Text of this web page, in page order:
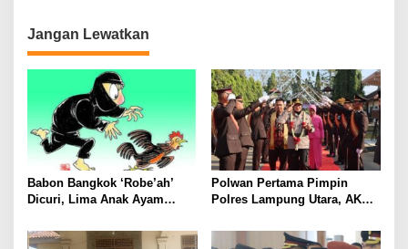
Kotabumi Kota Bekuk
Jangan Lewatkan
Babon Bangkok ‘Robe’ah’
Dicuri, Lima Anak Ayam
Gang Jalaba Kotabumi Heboh
Polwan Pertama Pimpin
Polres Lampung Utara, AKBP
Pedang Pora